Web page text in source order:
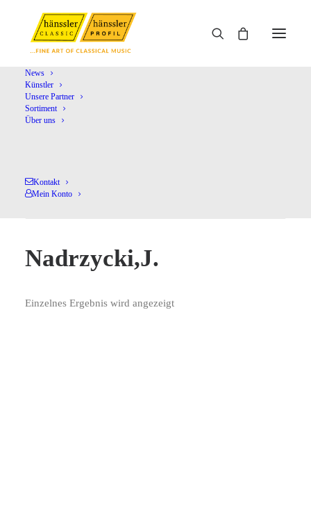
News
Künstler
Unsere Partner
Sortiment
Über uns
Kontakt
Mein Konto
Home Nadrzycki,J.
Nadrzycki,J.
Einzelnes Ergebnis wird angezeigt